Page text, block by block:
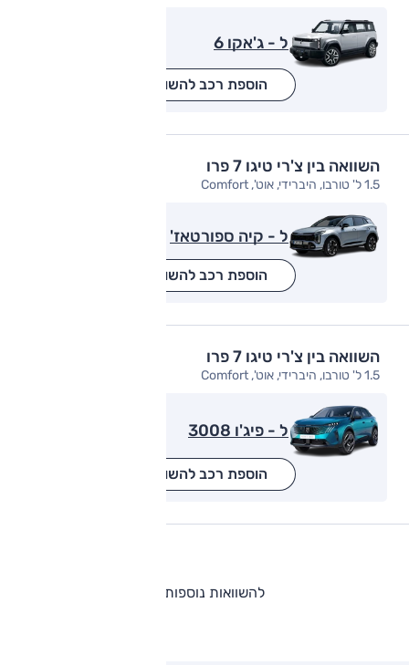
ל - ג'אקו 6
הוספת רכב להשוואה
השוואה בין צ'רי טיגו 7 פרו
1.5 ל' טורבו, היברידי, אוט', Comfort
ל - קיה ספורטאז'
הוספת רכב להשוואה
השוואה בין צ'רי טיגו 7 פרו
1.5 ל' טורבו, היברידי, אוט', Comfort
ל - פיג'ו 3008
הוספת רכב להשוואה
להשוואות נוספות